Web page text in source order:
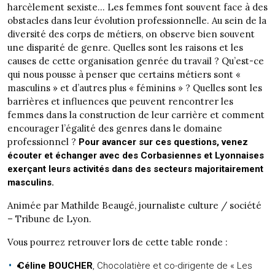
harcèlement sexiste… Les femmes font souvent face à des
obstacles dans leur évolution professionnelle. Au sein de la
diversité des corps de métiers, on observe bien souvent
une disparité de genre. Quelles sont les raisons et les
causes de cette organisation genrée du travail ? Qu’est-ce
qui nous pousse à penser que certains métiers sont «
masculins » et d’autres plus « féminins » ? Quelles sont les
barrières et influences que peuvent rencontrer les
femmes dans la construction de leur carrière et comment
encourager l’égalité des genres dans le domaine
professionnel ? Pour avancer sur ces questions, venez
écouter et échanger avec des Corbasiennes et Lyonnaises
exerçant leurs activités dans des secteurs majoritairement
masculins.
Animée par Mathilde Beaugé, journaliste culture / société
– Tribune de Lyon.
Vous pourrez retrouver lors de cette table ronde :
Céline BOUCHER, Chocolatière et co-dirigente de « Les